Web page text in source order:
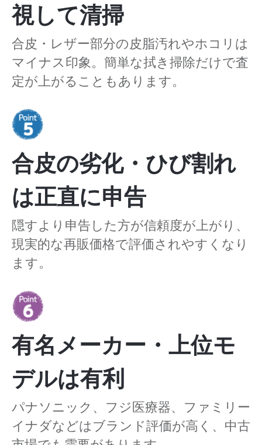
視して清掃
合皮・レザー部分の皮脂汚れやホコリは
マイナス印象。簡単な拭き掃除だけで査
定が上がることもあります。
合皮の劣化・ひび割れ
は正直に申告
隠すより申告した方が信頼度が上がり、
現実的な再販価格で評価されやすくなり
ます。
有名メーカー・上位モ
デルは有利
パナソニック、フジ医療器、ファミリー
イナダなどはブランド評価が高く、中古